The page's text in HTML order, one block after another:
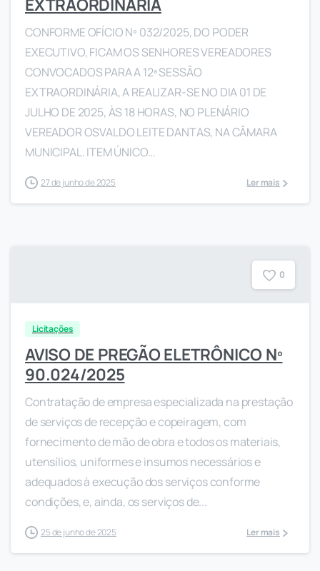
EXTRAORDINÁRIA
CONFORME OFÍCIO Nº 032/2025, DO PODER
EXECUTIVO, FICAM OS SENHORES VEREADORES
CONVOCADOS PARA A 12ª SESSÃO
EXTRAORDINÁRIA, A REALIZAR-SE NO DIA 01 DE
JULHO DE 2025, ÀS 18 HORAS, NO PLENÁRIO
VEREADOR OSVALDO LEITE DANTAS, NA CÂMARA
MUNICIPAL. ITEM ÚNICO...
27 de junho de 2025 Ler mais
0
Licitações
AVISO DE PREGÃO ELETRÔNICO Nº
90.024/2025
Contratação de empresa especializada na prestação
de serviços de recepção e copeiragem, com
fornecimento de mão de obra e todos os materiais,
utensílios, uniformes e insumos necessários e
adequados à execução dos serviços conforme
condições, e, ainda, os serviços de...
25 de junho de 2025 Ler mais